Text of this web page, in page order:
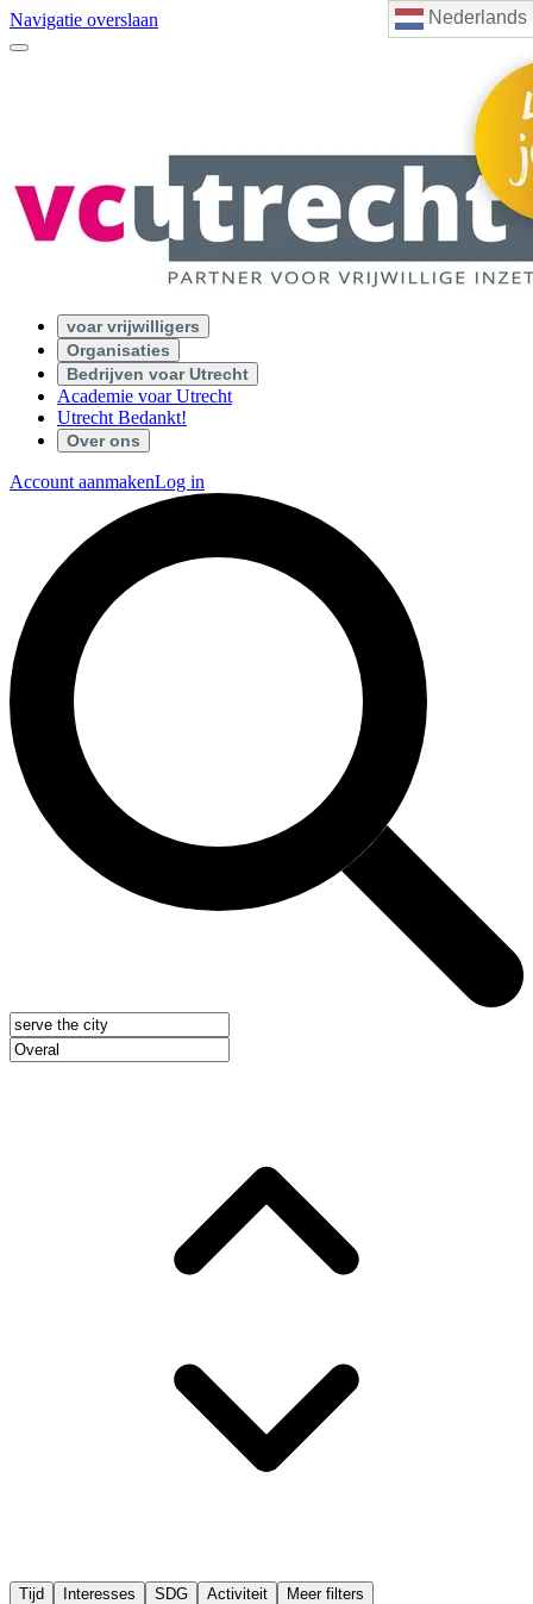
Nederlands
Navigatie overslaan
voar vrijwilligers
Organisaties
Bedrijven voar Utrecht
Academie voar Utrecht
Utrecht Bedankt!
Over ons
Account aanmakenLog in
Tijd Interesses SDG Activiteit Meer filters